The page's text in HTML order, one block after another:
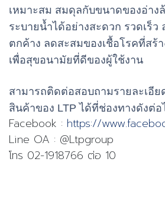
เหมาะสม สมดุลกับขนาดของอ่าง
ระบายน้ำได้อย่างสะดวก รวดเร็
ตกค้าง ลดสะสมของเชื้อโรคที่สร้
เพื่อสุขอนามัยที่ดีของผู้ใช้งาน
สามารถติดต่อสอบถามรายละเอีย
สินค้าของ LTP ได้ที่ช่องทางดังต่อ
Facebook : https://
Line OA : @Ltpgroup
โทร 02-1918766 ต่อ 10